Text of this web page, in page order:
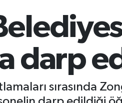
darp
sırasında